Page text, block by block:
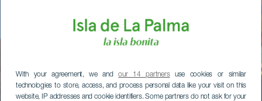
With your agreement, we andour 14 partnersuse cookies or similar
technologies to store, access, and process personal data like your visit on this
website, IP addresses and cookie identifiers. Some partners do not ask for your